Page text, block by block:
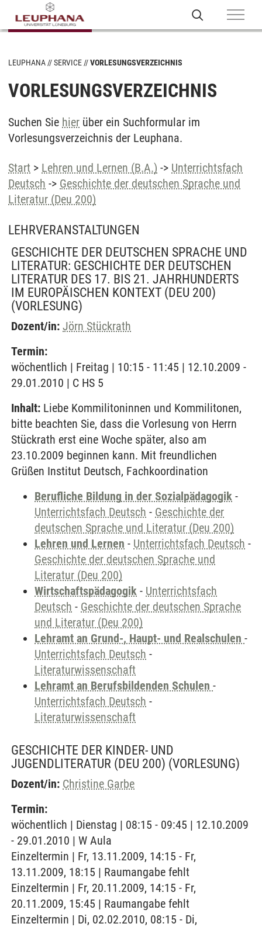
LEUPHANA SERVICE VORLESUNGSVERZEICHNIS
VORLESUNGSVERZEICHNIS
Suchen Sie hier über ein Suchformular im
Vorlesungsverzeichnis der Leuphana.
Start > Lehren und Lernen (B.A.) -> Unterrichtsfach
Deutsch -> Geschichte der deutschen Sprache und
Literatur (Deu 200)
LEHRVERANSTALTUNGEN
GESCHICHTE DER DEUTSCHEN SPRACHE UND
LITERATUR: GESCHICHTE DER DEUTSCHEN
LITERATUR DES 17. BIS 21. JAHRHUNDERTS
IM EUROPÄISCHEN KONTEXT (DEU 200)
(VORLESUNG)
Dozent/in: Jörn Stückrath
Termin:
wöchentlich | Freitag | 10:15 - 11:45 | 12.10.2009 -
29.01.2010 | C HS 5
Inhalt: Liebe Kommilitoninnen und Kommilitonen,
bitte beachten Sie, dass die Vorlesung von Herrn
Stückrath erst eine Woche später, also am
23.10.2009 beginnen kann. Mit freundlichen
Grüßen Institut Deutsch, Fachkoordination
Berufliche Bildung in der Sozialpädagogik -
Unterrichtsfach Deutsch - Geschichte der
deutschen Sprache und Literatur (Deu 200)
Lehren und Lernen - Unterrichtsfach Deutsch -
Geschichte der deutschen Sprache und
Literatur (Deu 200)
Wirtschaftspädagogik - Unterrichtsfach
Deutsch - Geschichte der deutschen Sprache
und Literatur (Deu 200)
Lehramt an Grund-, Haupt- und Realschulen -
Unterrichtsfach Deutsch -
Literaturwissenschaft
Lehramt an Berufsbildenden Schulen -
Unterrichtsfach Deutsch -
Literaturwissenschaft
GESCHICHTE DER KINDER- UND
JUGENDLITERATUR (DEU 200) (VORLESUNG)
Dozent/in: Christine Garbe
Termin:
wöchentlich | Dienstag | 08:15 - 09:45 | 12.10.2009
- 29.01.2010 | W Aula
Einzeltermin | Fr, 13.11.2009, 14:15 - Fr,
13.11.2009, 18:15 | Raumangabe fehlt
Einzeltermin | Fr, 20.11.2009, 14:15 - Fr,
20.11.2009, 15:45 | Raumangabe fehlt
Einzeltermin | Di, 02.02.2010, 08:15 - Di,